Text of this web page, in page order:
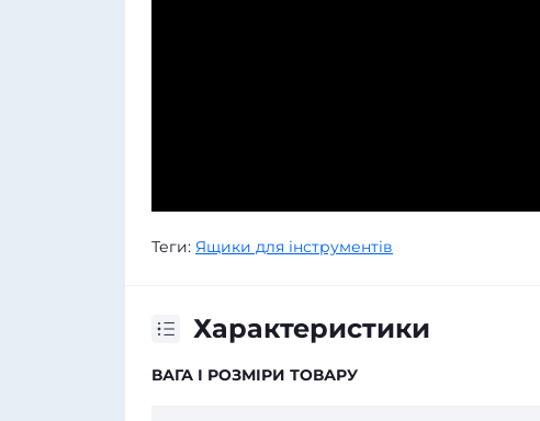
Теги: Ящики для інструментів
Характеристики
ВАГА І РОЗМІРИ ТОВАРУ